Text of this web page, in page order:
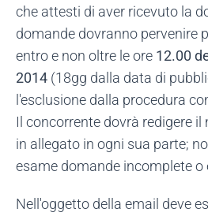
che attesti di aver ricevuto la
domande dovranno pervenire
entro e non oltre le ore 12.00
2014 (18gg dalla data di
l'esclusione dalla procedura
Il concorrente dovrà redigere
in allegato in ogni sua parte;
esame domande incomplete o
Nell'oggetto della email deve